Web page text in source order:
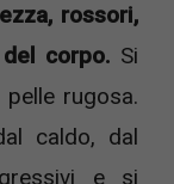
rossori,
corpo. Si
rugosa.
caldo, dal
e si